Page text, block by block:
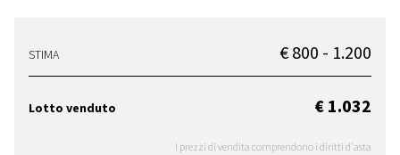
STIMA € 800 - 1.200
Lotto venduto € 1.032
I prezzi di vendita comprendono i diritti d'asta